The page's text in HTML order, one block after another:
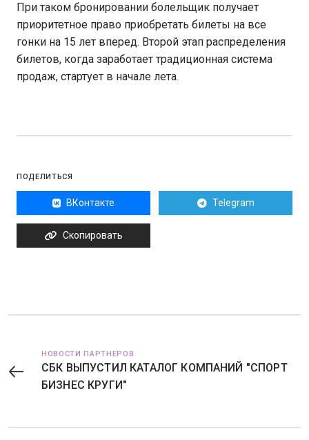
При таком бронировании болельщик получает
приоритетное право приобретать билеты на все
гонки на 15 лет вперед. Второй этап распределения
билетов, когда заработает традиционная система
продаж, стартует в начале лета.
ПОДЕЛИТЬСЯ
ВКонтакте Telegram
Скопировать
НОВОСТИ ПАРТНЕРОВ
СБК ВЫПУСТИЛ КАТАЛОГ КОМПАНИЙ "СПОРТ
БИЗНЕС КРУГИ"